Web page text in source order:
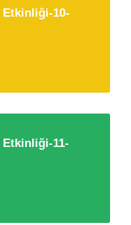
Etkinliği-10-
Etkinliği-11-